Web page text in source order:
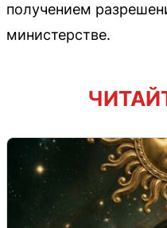
получением
министерстве.